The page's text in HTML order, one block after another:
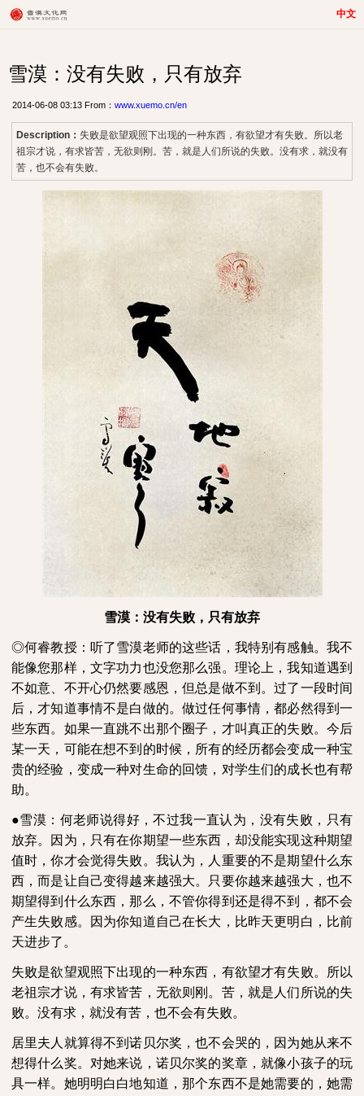
中文
雪漠：没有失败，只有放弃
2014-06-08 03:13 From： www.xuemo.cn/en
Description： 失败是欲望观照下出现的一种东西，有欲望才有失败。所以老
祖宗才说，有求皆苦，无欲则刚。苦，就是人们所说的失败。没有求，就没有
苦，也不会有失败。
雪漠：没有失败，只有放弃
◎何睿教授：听了雪漠老师的这些话，我特别有感触。我不
能像您那样，文字功力也没您那么强。理论上，我知道遇到
不如意、不开心仍然要感恩，但总是做不到。过了一段时间
后，才知道事情不是白做的。做过任何事情，都必然得到一
些东西。如果一直跳不出那个圈子，才叫真正的失败。今后
某一天，可能在想不到的时候，所有的经历都会变成一种宝
贵的经验，变成一种对生命的回馈，对学生们的成长也有帮
助。
●雪漠：何老师说得好，不过我一直认为，没有失败，只有
放弃。因为，只有在你期望一些东西，却没能实现这种期望
值时，你才会觉得失败。我认为，人重要的不是期望什么东
西，而是让自己变得越来越强大。只要你越来越强大，也不
期望得到什么东西，那么，不管你得到还是得不到，都不会
产生失败感。因为你知道自己在长大，比昨天更明白，比前
天进步了。
失败是欲望观照下出现的一种东西，有欲望才有失败。所以
老祖宗才说，有求皆苦，无欲则刚。苦，就是人们所说的失
败。没有求，就没有苦，也不会有失败。
居里夫人就算得不到诺贝尔奖，也不会哭的，因为她从来不
想得什么奖。对她来说，诺贝尔奖的奖章，就像小孩子的玩
具一样。她明明白白地知道，那个东西不是她需要的，她需